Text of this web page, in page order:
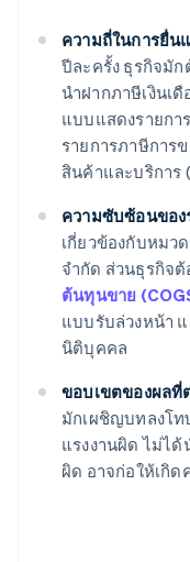
ความถี่ในการยื่น
ปีละครั้ง ธุรกิจมั
นำฝากภาษีเงินเ
แบบแสดงรายกา
รายการภาษีการ
สินค้าและบริการ
ความซับซ้อนขอ
เกี่ยวข้องกับหมว
จำกัด ส่วนธุรกิจต้
ต้นทุนขาย
แบบรับล่วงหน้า
นิติบุคคล
ขอบเขตของผลที่
มักเผชิญบทลงโท
แรงงานผิด ไม่ได้
ผิด อาจก่อให้เกิ